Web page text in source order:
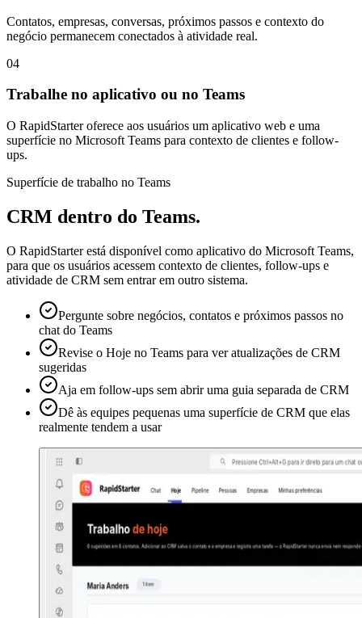
Contatos, empresas, conversas, próximos passos e contexto do
negócio permanecem conectados à atividade real.
04
Trabalhe no aplicativo ou no Teams
O RapidStarter oferece aos usuários um aplicativo web e uma
superfície no Microsoft Teams para contexto de clientes e follow-
ups.
Superfície de trabalho no Teams
CRM dentro do Teams.
O RapidStarter está disponível como aplicativo do Microsoft Teams,
para que os usuários acessem contexto de clientes, follow-ups e
atividade de CRM sem entrar em outro sistema.
Pergunte sobre negócios, contatos e próximos passos no
chat do Teams
Revise o Hoje no Teams para ver atualizações de CRM
sugeridas
Aja em follow-ups sem abrir uma guia separada de CRM
Dê às equipes pequenas uma superfície de CRM que elas
realmente tendem a usar